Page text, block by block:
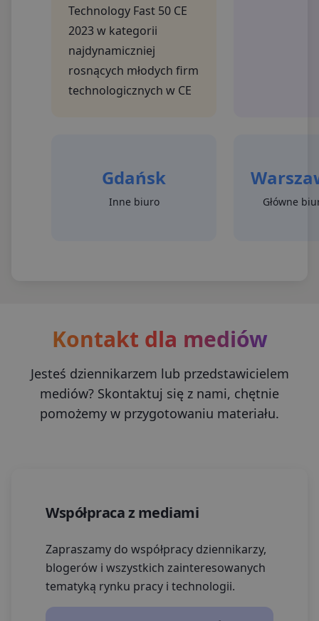
Technology Fast 50 CE
2023 w kategorii
najdynamiczniej
rosnących młodych firm
technologicznych w CE
Gdańsk
Inne biuro Główne
Kontakt dla mediów
Jesteś dziennikarzem lub przedstawicielem
mediów? Skontaktuj się z nami, chętnie
pomożemy w przygotowaniu materiału.
Współpraca z mediami
Zapraszamy do współpracy dziennikarzy,
blogerów i wszystkich zainteresowanych
tematyką rynku pracy i technologii.